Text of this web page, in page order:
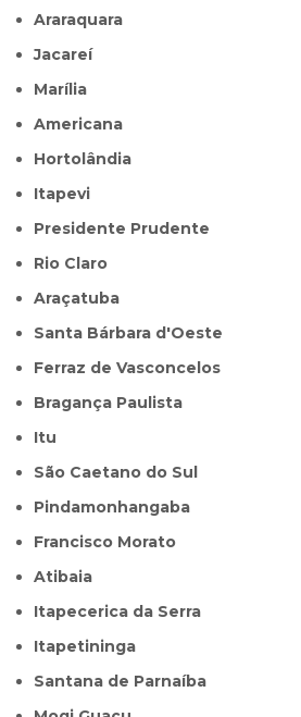
Araraquara
Jacareí
Marília
Americana
Hortolândia
Itapevi
Presidente Prudente
Rio Claro
Araçatuba
Santa Bárbara d'Oeste
Ferraz de Vasconcelos
Bragança Paulista
Itu
São Caetano do Sul
Pindamonhangaba
Francisco Morato
Atibaia
Itapecerica da Serra
Itapetininga
Santana de Parnaíba